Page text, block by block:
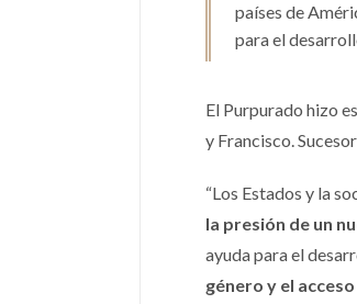
países de
para el
El Purpurado hizo
y Francisco.
“Los Estados y la
la presión de un
ayuda para el
género y el